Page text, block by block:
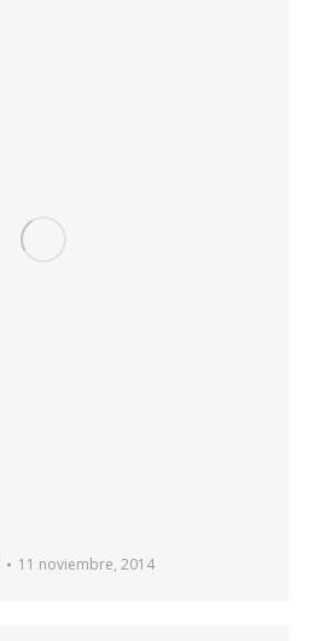
11 noviembre, 2014